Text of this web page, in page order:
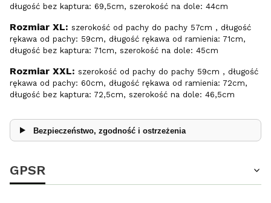
długość bez kaptura: 69,5cm, szerokość na dole: 44cm
Rozmiar XL: szerokość od pachy do pachy 57cm , długość
rękawa od pachy: 59cm, długość rękawa od ramienia: 71cm,
długość bez kaptura: 71cm, szerokość na dole: 45cm
Rozmiar XXL: szerokość od pachy do pachy 59cm , długość
rękawa od pachy: 60cm, długość rękawa od ramienia: 72cm,
długość bez kaptura: 72,5cm, szerokość na dole: 46,5cm
Bezpieczeństwo, zgodność i ostrzeżenia
GPSR